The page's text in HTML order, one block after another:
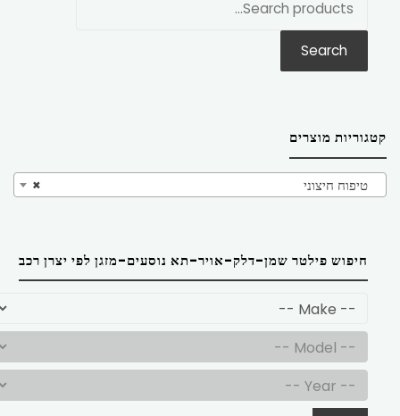
Search
קטגוריות מוצרים
× טיפוח חיצוני
חיפוש פילטר שמן-דלק-אויר-תא נוסעים-מזגן לפי יצרן רכב